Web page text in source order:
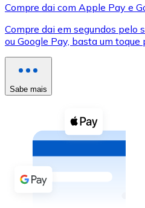
XRP
XRP
Cupons cripto
Comprar com dinheiro
Compre dai com Apple Pay e
Compre dai em segundos pelo
ou Google Pay, basta um toque
Sabe mais